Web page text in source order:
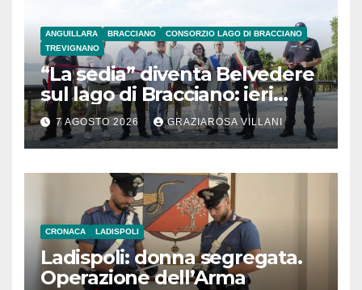
ANGUILLARA BRACCIANO
CONSORZIO LAGO DI BRACCIANO
TREVIGNANO
“La sedia” diventa Belvedere
sul lago di Bracciano: ieri
l’inaugurazione
7 AGOSTO 2026 GRAZIAROSA VILLANI
CRONACA LADISPOLI
Ladispoli: donna segregata.
Operazione dell’Arma